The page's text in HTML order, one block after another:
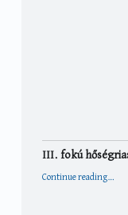
III. fokú
Continue reading“III. fokú hőségriasztás! Július 30-tól augusztus 4-ig”
…